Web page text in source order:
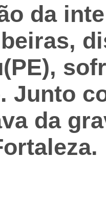
da
Junto
da